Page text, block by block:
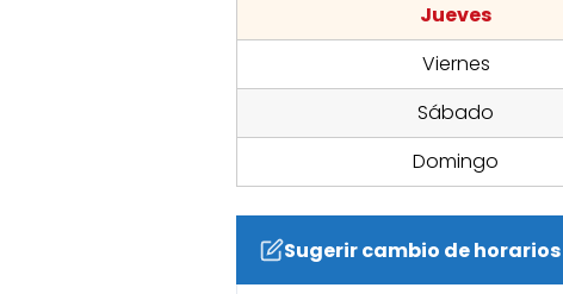
Jueves
Viernes
Sábado
Domingo
Sugerir cambio de horarios